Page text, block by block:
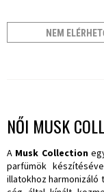
NEM
NŐI MUSK
A Musk Collection
parfümök
illatokhoz harmonizáló